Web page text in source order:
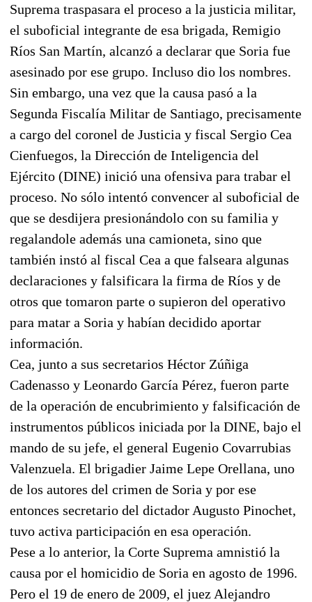
Suprema traspasara el proceso a la justicia militar,
el suboficial integrante de esa brigada, Remigio
Ríos San Martín, alcanzó a declarar que Soria fue
asesinado por ese grupo. Incluso dio los nombres.
Sin embargo, una vez que la causa pasó a la
Segunda Fiscalía Militar de Santiago, precisamente
a cargo del coronel de Justicia y fiscal Sergio Cea
Cienfuegos, la Dirección de Inteligencia del
Ejército (DINE) inició una ofensiva para trabar el
proceso. No sólo intentó convencer al suboficial de
que se desdijera presionándolo con su familia y
regalandole además una camioneta, sino que
también instó al fiscal Cea a que falseara algunas
declaraciones y falsificara la firma de Ríos y de
otros que tomaron parte o supieron del operativo
para matar a Soria y habían decidido aportar
información.
Cea, junto a sus secretarios Héctor Zúñiga
Cadenasso y Leonardo García Pérez, fueron parte
de la operación de encubrimiento y falsificación de
instrumentos públicos iniciada por la DINE, bajo el
mando de su jefe, el general Eugenio Covarrubias
Valenzuela. El brigadier Jaime Lepe Orellana, uno
de los autores del crimen de Soria y por ese
entonces secretario del dictador Augusto Pinochet,
tuvo activa participación en esa operación.
Pese a lo anterior, la Corte Suprema amnistió la
causa por el homicidio de Soria en agosto de 1996.
Pero el 19 de enero de 2009, el juez Alejandro